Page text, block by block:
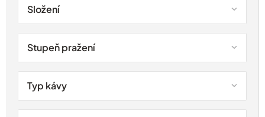
Složení
Stupeň pražení
Typ kávy